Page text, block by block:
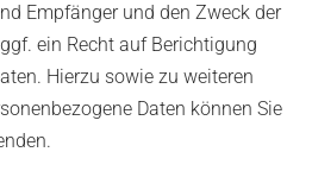
Empfänger und den Zweck der
ein Recht auf Berichtigung
Hierzu sowie zu weiteren
Daten können Sie